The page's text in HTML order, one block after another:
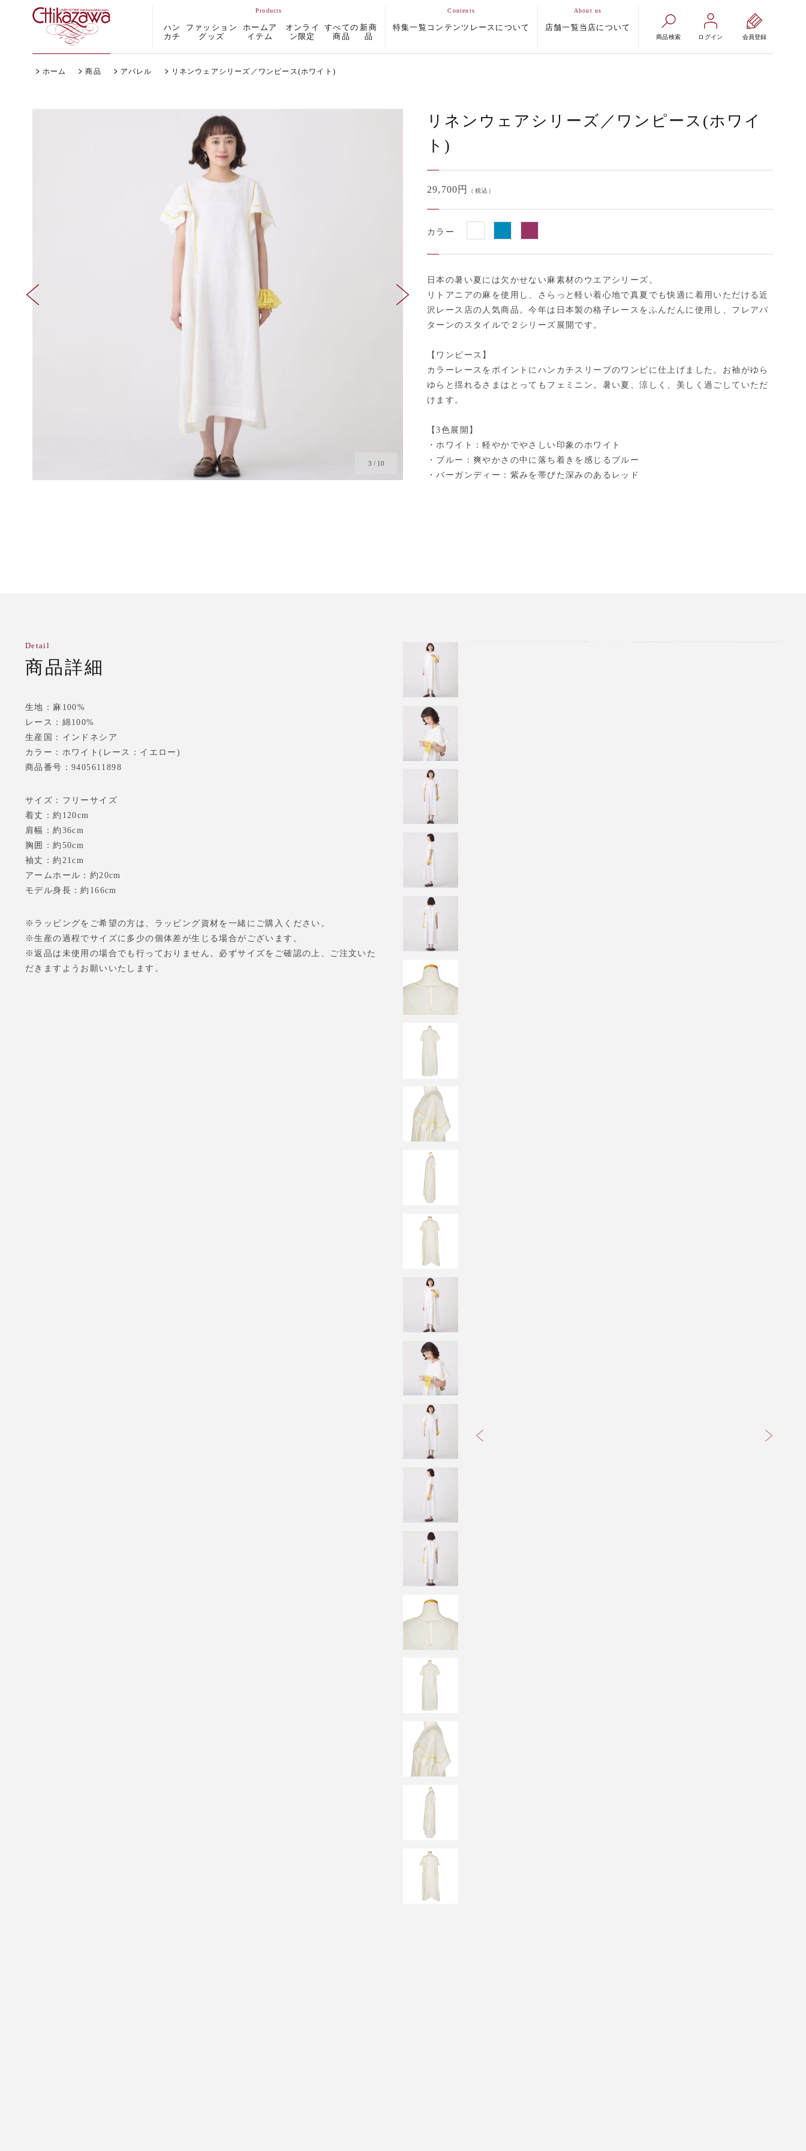
ハン
カチ
ファッション
グッズ
ホームア
イテム
オンライ
ン限定
すべての
商品
新商
品
特集一覧 コンテンツ レースについて 店舗一覧 当店について
商品検索 ログイン 会員登録
ホーム 商品 アパレル リネンウェアシリーズ／ワンピース(ホワイト)
4 / 10
リネンウェアシリーズ／ワンピース(ホワイ
ト)
29,700円 （税込）
カラー
日本の暑い夏には欠かせない麻素材のウエアシリーズ。
リトアニアの麻を使用し、さらっと軽い着心地で真夏でも快適に着用いただける近
沢レース店の人気商品。今年は日本製の格子レースをふんだんに使用し、フレアパ
ターンのスタイルで２シリーズ展開です。
【ワンピース】
カラーレースをポイントにハンカチスリーブのワンピに仕上げました。お袖がゆら
ゆらと揺れるさまはとってもフェミニン。暑い夏、涼しく、美しく過ごしていただ
けます。
【3色展開】
・ホワイト：軽やかでやさしい印象のホワイト
・ブルー：爽やかさの中に落ち着きを感じるブルー
・バーガンディー：紫みを帯びた深みのあるレッド
商品詳細
Detail
生地：麻100%
レース：綿100%
生産国：インドネシア
カラー：ホワイト(レース：イエロー)
商品番号：9405611898
サイズ：フリーサイズ
着丈：約120cm
肩幅：約36cm
胸囲：約50cm
袖丈：約21cm
アームホール：約20cm
モデル身長：約166cm
※ラッピングをご希望の方は、ラッピング資材を一緒にご購入ください。
※生産の過程でサイズに多少の個体差が生じる場合がございます。
※返品は未使用の場合でも行っておりません。必ずサイズをご確認の上、ご注文いた
だきますようお願いいたします。